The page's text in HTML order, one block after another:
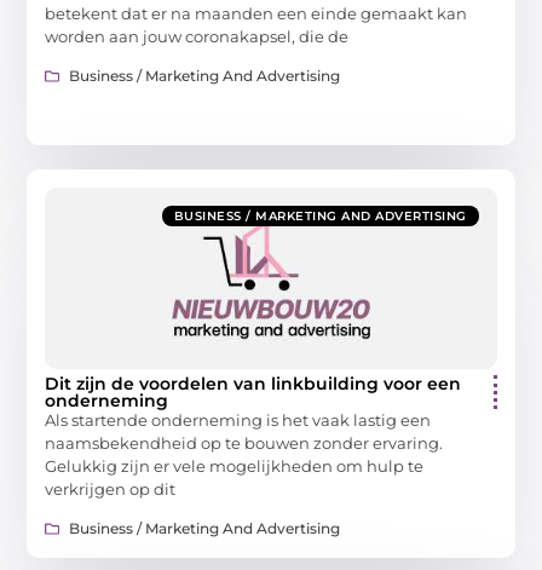
betekent dat er na maanden een einde gemaakt kan
worden aan jouw coronakapsel, die de
Business / Marketing And Advertising
BUSINESS / MARKETING AND ADVERTISING
Dit zijn de voordelen van linkbuilding voor een
onderneming
Als startende onderneming is het vaak lastig een
naamsbekendheid op te bouwen zonder ervaring.
Gelukkig zijn er vele mogelijkheden om hulp te
verkrijgen op dit
Business / Marketing And Advertising